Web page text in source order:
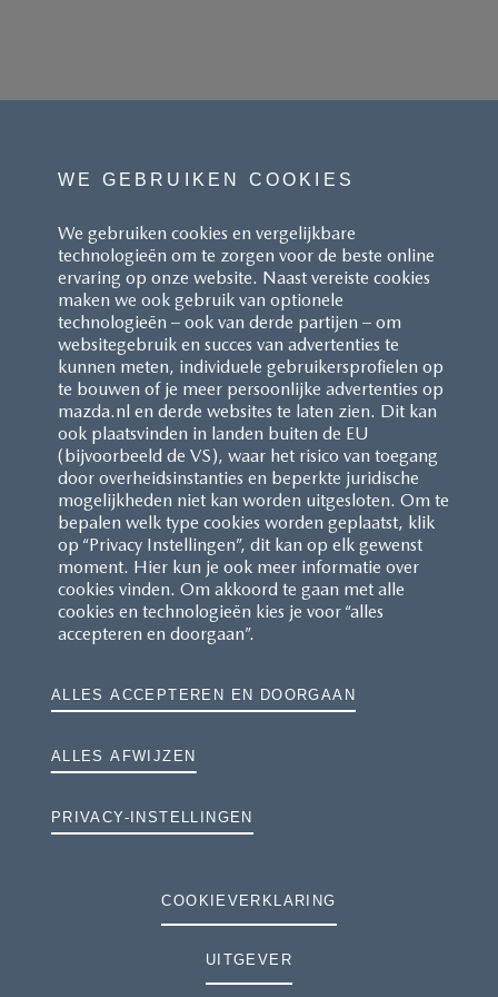
WE GEBRUIKEN COOKIES
We gebruiken cookies en vergelijkbare
technologieën om te zorgen voor de beste online
ervaring op onze website. Naast vereiste cookies
maken we ook gebruik van optionele
technologieën – ook van derde partijen – om
websitegebruik en succes van advertenties te
kunnen meten, individuele gebruikersprofielen op
te bouwen of je meer persoonlijke advertenties op
mazda.nl en derde websites te laten zien. Dit kan
ook plaatsvinden in landen buiten de EU
(bijvoorbeeld de VS), waar het risico van toegang
door overheidsinstanties en beperkte juridische
mogelijkheden niet kan worden uitgesloten. Om te
bepalen welk type cookies worden geplaatst, klik
op “Privacy Instellingen”, dit kan op elk gewenst
moment. Hier kun je ook meer informatie over
cookies vinden. Om akkoord te gaan met alle
cookies en technologieën kies je voor “alles
accepteren en doorgaan”.
ALLES ACCEPTEREN EN DOORGAAN
ALLES AFWIJZEN
PRIVACY-INSTELLINGEN
COOKIEVERKLARING
UITGEVER